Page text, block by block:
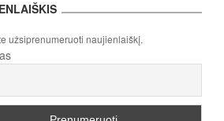
užsiprenumeruoti naujienlaiškį.